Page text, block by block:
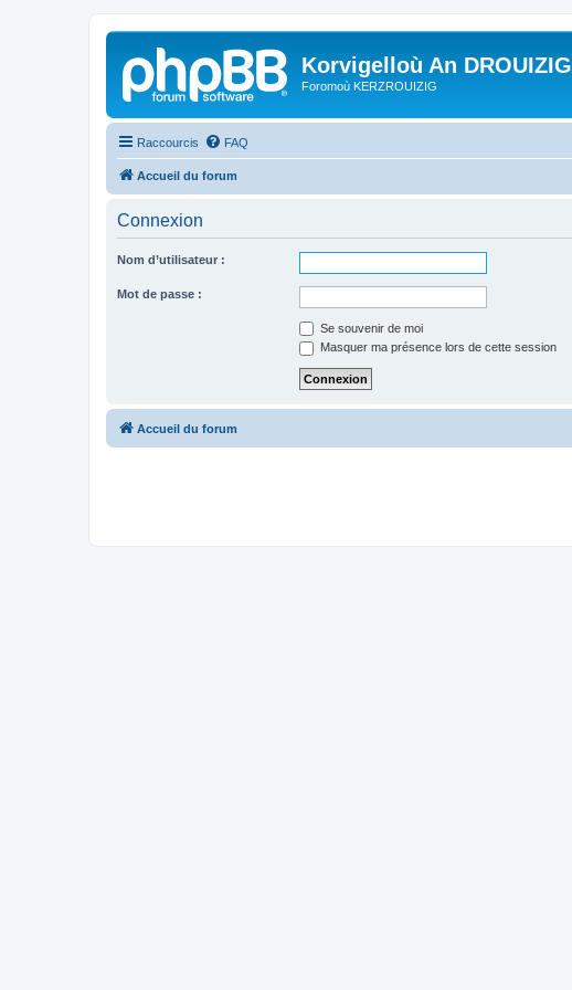
Korvigelloù An DROUIZIG
Foromoù KERZROUIZIG
Raccourcis FAQ
Accueil du forum
Connexion
Nom d’utilisateur :
Mot de passe :
Se souvenir de moi
Masquer ma présence lors de cette session
Accueil du forum